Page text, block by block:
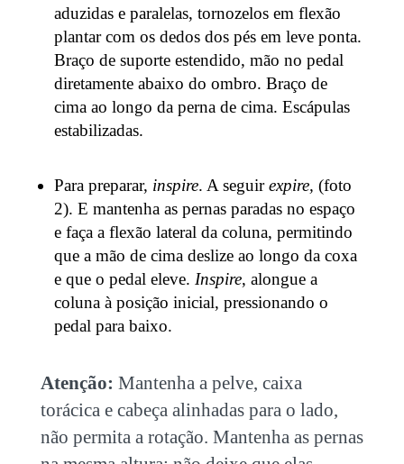
aduzidas e paralelas, tornozelos em flexão
plantar com os dedos dos pés em leve ponta.
Braço de suporte estendido, mão no pedal
diretamente abaixo do ombro. Braço de
cima ao longo da perna de cima. Escápulas
estabilizadas.
Para preparar, inspire. A seguirexpire, (foto
2). E mantenha as pernas paradas no espaço
e faça a flexão lateral da coluna, permitindo
que a mão de cima deslize ao longo da coxa
e que o pedal eleve. Inspire, alongue a
coluna à posição inicial, pressionando o
pedal para baixo.
Atenção: Mantenha a pelve, caixa
torácica e cabeça alinhadas para o lado,
não permita a rotação. Mantenha as pernas